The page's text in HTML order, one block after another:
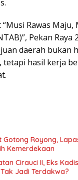
Rawas Maju,
Pekan Raya
daerah bukan
tetapi hasil kerja
Royong,
Kemerdekaan
Cirauci II, Eks
Jadi Terdakwa?